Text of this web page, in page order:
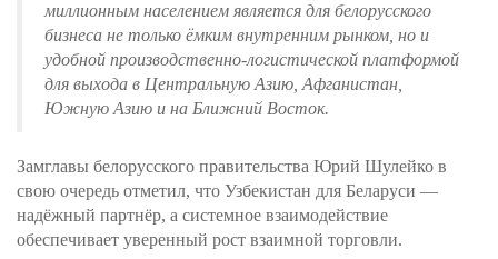
миллионным населением является для белорусского
бизнеса не только ёмким внутренним рынком, но и
удобной производственно-логистической платформой
для выхода в Центральную Азию, Афганистан,
Южную Азию и на Ближний Восток.
Замглавы белорусского правительства Юрий Шулейко в
свою очередь отметил, что Узбекистан для Беларуси —
надёжный партнёр, а системное взаимодействие
обеспечивает уверенный рост взаимной торговли.